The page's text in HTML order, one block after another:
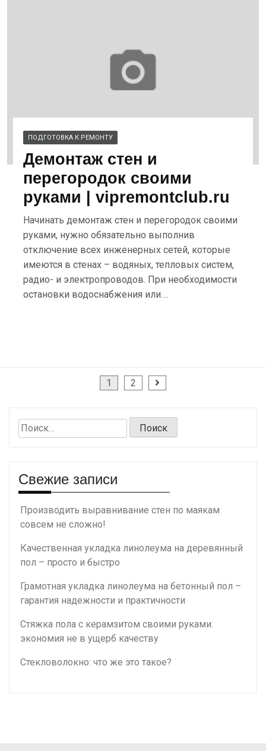
ПОДГОТОВКА К РЕМОНТУ
Демонтаж стен и
перегородок своими
руками | vipremontclub.ru
Начинать демонтаж стен и перегородок своими
руками, нужно обязательно выполнив
отключение всех инженерных сетей, которые
имеются в стенах – водяных, тепловых систем,
радио- и электропроводов. При необходимости
остановки водоснабжения или….
1 2
Найти:
Свежие записи
Производить выравнивание стен по маякам
совсем не сложно!
Качественная укладка линолеума на деревянный
пол – просто и быстро
Грамотная укладка линолеума на бетонный пол –
гарантия надежности и практичности
Стяжка пола с керамзитом своими руками:
экономия не в ущерб качеству
Стекловолокно: что же это такое?